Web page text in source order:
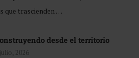
que trascienden …
desde el territorio
2026